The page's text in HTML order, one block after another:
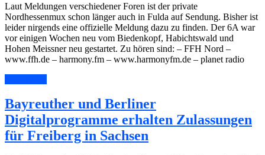
Laut Meldungen verschiedener Foren ist der private
Nordhessenmux schon länger auch in Fulda auf Sendung. Bisher ist
leider nirgends eine offizielle Meldung dazu zu finden. Der 6A war
vor einigen Wochen neu vom Biedenkopf, Habichtswald und
Hohen Meissner neu gestartet. Zu hören sind: – FFH Nord –
www.ffh.de – harmony.fm – www.harmonyfm.de – planet radio
Bayreuther und Berliner
Digitalprogramme erhalten Zulassungen
für Freiberg in Sachsen